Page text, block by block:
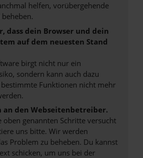
helfen, vorübergehende
dass dein Browser und dein
auf dem neuesten Stand
birgt nicht nur ein
sondern kann auch dazu
Funktionen nicht mehr
an den Webseitenbetreiber.
oben genannten Schritte versucht
uns bitte. Wir werden
Problem zu beheben. Du kannst
schicken, um uns bei der